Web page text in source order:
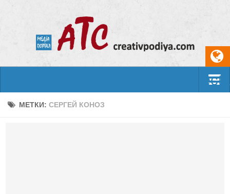
События
МЕТКИ: СЕРГЕЙ КОНОЗ